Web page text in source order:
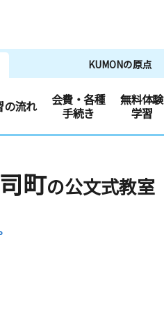
KUMONの原点
の流れ
会費・各種
手続き
無料体験
学習
町の公文式教室